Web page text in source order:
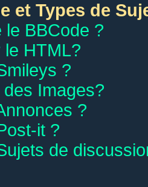
et Types de
BBCode ?
le HTML?
?
Images?
?
it ?
de